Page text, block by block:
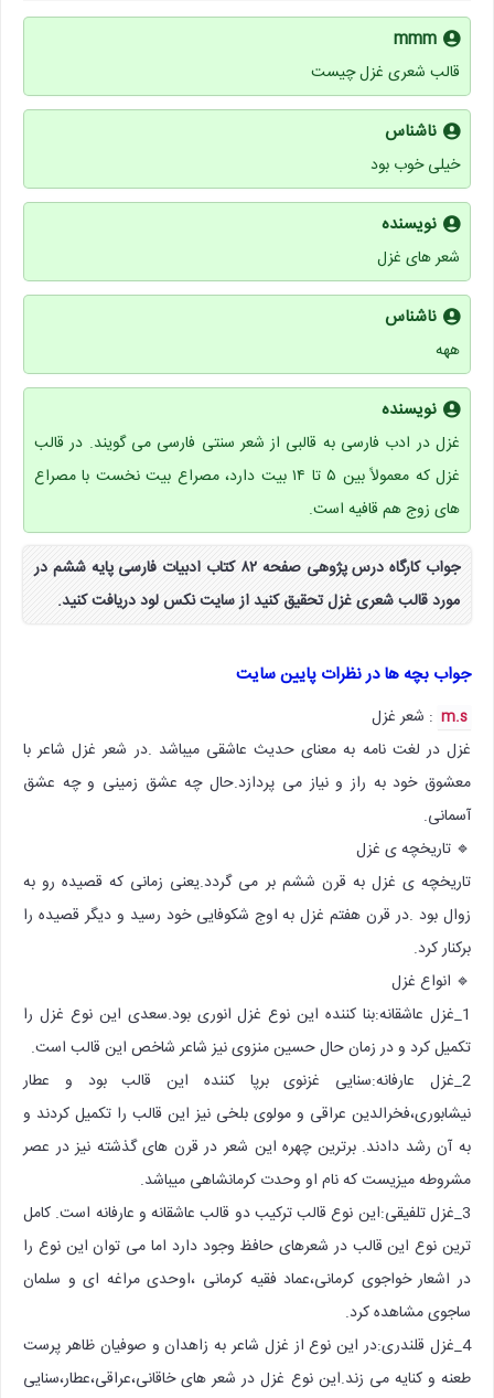
mmm
قالب شعری غزل چیست
ناشناس
خیلی خوب بود
نویسنده
شعر های غزل
ناشناس
ههه
نویسنده
غزل در ادب فارسی به قالبی از شعر سنتی فارسی می گویند. در قالب
غزل که معمولاً بین ۵ تا ۱۴ بیت دارد، مصراع بیت نخست با مصراع
های زوج هم قافیه است.
جواب کارگاه درس پژوهی صفحه ۸۲ کتاب ادبیات فارسی پایه ششم در
مورد قالب شعری غزل تحقیق کنید از سایت نکس لود دریافت کنید.
جواب بچه ها در نظرات پایین سایت
m.s : شعر غزل
غزل در لغت نامه به معنای حدیث عاشقی میباشد .در شعر غزل شاعر با
معشوق خود به راز و نیاز می پردازد.حال چه عشق زمینی و چه عشق
آسمانی.
🔹 تاریخچه ی غزل
تاریخچه ی غزل به قرن ششم بر می گردد.یعنی زمانی که قصیده رو به
زوال بود .در قرن هفتم غزل به اوج شکوفایی خود رسید و دیگر قصیده را
برکنار کرد.
🔹 انواع غزل
1_غزل عاشقانه:بنا کننده این نوع غزل انوری بود.سعدی این نوع غزل را
تکمیل کرد و در زمان حال حسین منزوی نیز شاعر شاخص این قالب است.
2_غزل عارفانه:سنایی غزنوی برپا کننده این قالب بود و عطار
نیشابوری،فخرالدین عراقی و مولوی بلخی نیز این قالب را تکمیل کردند و
به آن رشد دادند. برترین چهره این شعر در قرن های گذشته نیز در عصر
مشروطه میزیست که نام او وحدت کرمانشاهی میباشد.
3_غزل تلفیقی:این نوع قالب ترکیب دو قالب عاشقانه و عارفانه است. کامل
ترین نوع این قالب در شعرهای حافظ وجود دارد اما می توان این نوع را
در اشعار خواجوی کرمانی،عماد فقیه کرمانی ،اوحدی مراغه ای و سلمان
ساجوی مشاهده کرد.
4_غزل قلندری:در این نوع از غزل شاعر به زاهدان و صوفیان ظاهر پرست
طعنه و کنایه می زند.این نوع غزل در شعر های خاقانی،عراقی،عطار،سنایی